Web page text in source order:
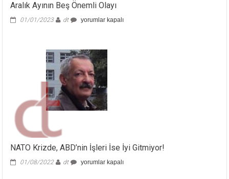
Aralık Ayının Beş Önemli Olayı
01/01/2023 dt
Aralık
Olayı
için
yorumlar kapalı
NATO Krizde, ABD’nin İşleri İse İyi Gitmiyor!
01/08/2022 dt
NATO
yorumlar kapalı